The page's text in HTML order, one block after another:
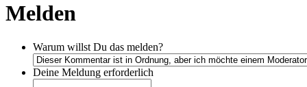
Melden
Warum willst Du das melden?
Deine Meldung erforderlich